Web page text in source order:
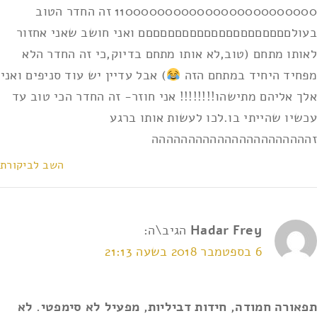
11000000000000000000000000 זה החדר הטוב
בעולםםםםםםםםםםםםםםםםםםםםם ואני חושב שאני אחזור
לאותו מתחם (טוב,לא אותו מתחם בדיוק,כי זה החדר הלא
מפחיד היחיד במתחם הזה
) אבל עדיין יש עוד סניפים ואני
אלך אליהם מתישהו!!!!!!!! אני חוזר- זה החדר הכי טוב עד
עכשיו שהייתי בו.לכו לעשות אותו ברגע
זהההההההההההההההההההההה
השב לביקורת
Hadar Frey הגיב\ה:
6 בספטמבר 2018 בשעה 21:13
תפאורה חמודה, חידות דביליות, מפעיל לא סימפטי. לא